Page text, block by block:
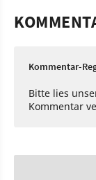
Kommentar-
Bitte lies
Kommentar